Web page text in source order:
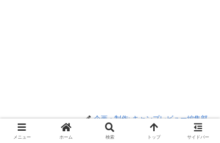
企画・制作: キャンプレビュー編集部
メニュー ホーム 検索 トップ サイドバー